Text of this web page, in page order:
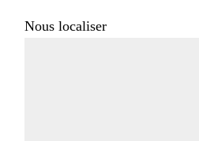
Nous localiser